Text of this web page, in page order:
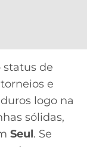
status de
e
logo na
sólidas,
Seul. Se